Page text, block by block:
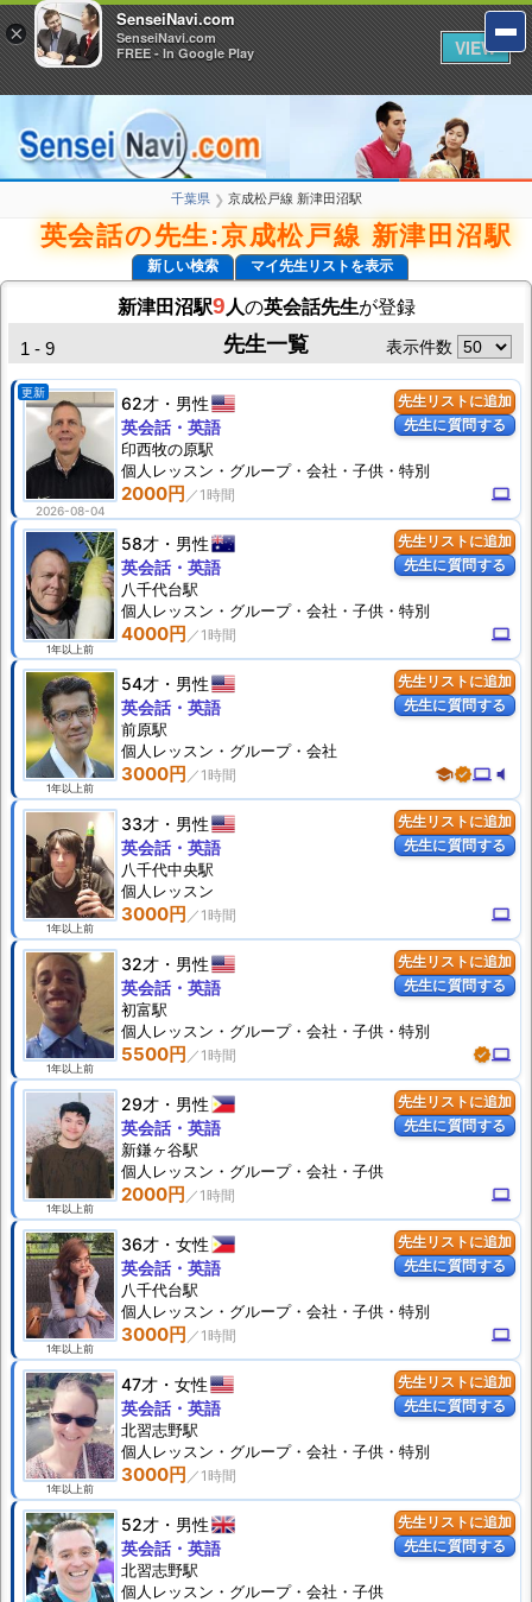
千葉県 ❯ 京成松戸線 新津田沼駅
英会話の先生:京成松戸線 新津田沼駅
新しい検索 マイ先生リストを表示
新津田沼駅9 人の英会話先生が登録
先生一覧
1 - 9 表示件数
先生リストに追加
先生に質問する
更新
2026-08-04
62才 男性
2000円 computer
英会話・英語
印西牧の原駅
個人 レッスン ・グループ・会社・子供・特別
先生リストに追加
先生に質問する
1年以上前
58才 男性
4000円 computer
英会話・英語
八千代台駅
個人 レッスン ・グループ・会社・子供・特別
先生リストに追加
先生に質問する
1年以上前
54才 男性
3000円 schoolverifiedcomputer volume_mute
英会話・英語
前原駅
個人 レッスン ・グループ・会社
先生リストに追加
先生に質問する
1年以上前
33才 男性
3000円 computer
英会話・英語
八千代中央駅
個人 レッスン
先生リストに追加
先生に質問する
1年以上前
32才 男性
5500円 verifiedcomputer
英会話・英語
初富駅
個人 レッスン ・グループ・会社・子供・特別
先生リストに追加
先生に質問する
1年以上前
29才 男性
2000円 computer
英会話・英語
新鎌ヶ谷駅
個人 レッスン ・グループ・会社・子供
先生リストに追加
先生に質問する
1年以上前
36才 女性
3000円 computer
英会話・英語
八千代台駅
個人 レッスン ・グループ・会社・子供・特別
先生リストに追加
先生に質問する
1年以上前
47才 女性
3000円
英会話・英語
北習志野駅
個人 レッスン ・グループ・会社・子供・特別
先生リストに追加
先生に質問する
52才 男性
英会話・英語
北習志野駅
個人 レッスン ・グループ・会社・子供
×
SenseiNavi.com
SenseiNavi.com
FREE - In Google Play
VIEW
×
SenseiNavi.com
SenseiNavi.com
FREE - In Google Play
VIEW